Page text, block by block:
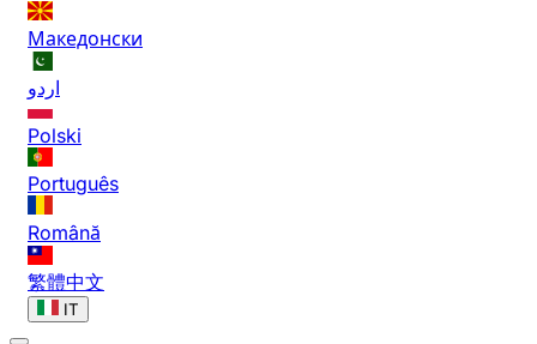
Македонски
اردو
Polski
Português
Română
繁體中文
IT